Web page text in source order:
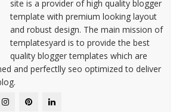
site is a provider of high quality blogger
template with premium looking layout
and robust design. The main mission of
templatesyard is to provide the best
quality blogger templates which are
and perfectlly seo optimized to deliver